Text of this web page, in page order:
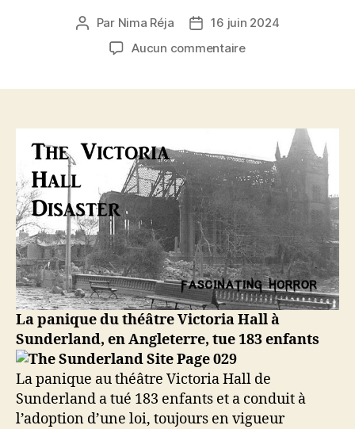
Auteur
l’article
Par Nima Réja
Date16 juin 2024
Aucun commentairesur
Catastrophe
Victoria
Hall
à
Sunderland,
en
Angleterre
La panique du théâtre Victoria Hall à
Sunderland, en Angleterre, tue 183 enfants
La panique au théâtre Victoria Hall de
Sunderland a tué 183 enfants et a conduit à
l’adoption d’une loi, toujours en vigueur